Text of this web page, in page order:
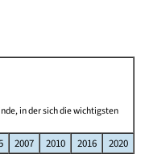
in der sich die wichtigsten
2007 2010 2016
2020